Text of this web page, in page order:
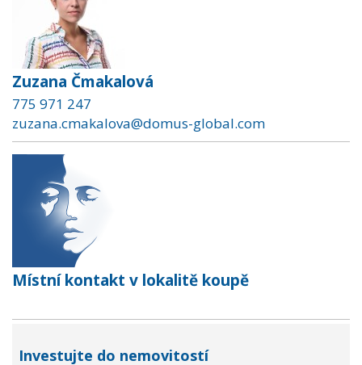
Zuzana Čmakalová
775 971 247
zuzana.cmakalova@domus-global.com
Místní kontakt v lokalitě koupě
Investujte do nemovitostí